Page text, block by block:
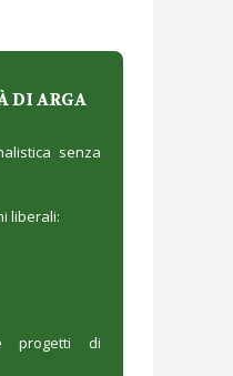
DI ARGA
senza
liberali:
progetti di